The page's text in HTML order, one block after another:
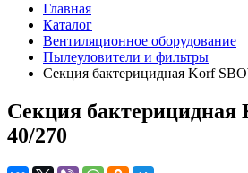
Главная
Каталог
Вентиляционное оборудование
Пылеуловители и фильтры
Секция бактерицидная Korf
Секция бактерицидная
40/270